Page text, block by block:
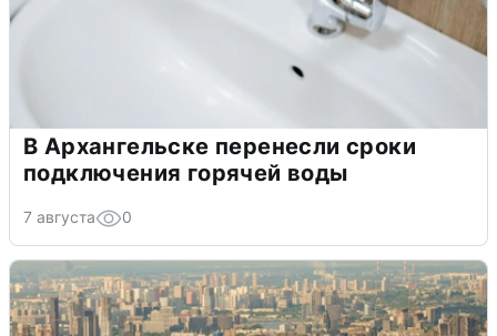
В Архангельске перенесли сроки
подключения горячей воды
7 августа 0